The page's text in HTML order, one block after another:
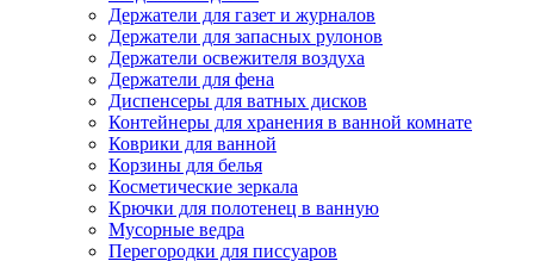
Держатели для газет и журналов
Держатели для запасных рулонов
Держатели освежителя воздуха
Держатели для фена
Диспенсеры для ватных дисков
Контейнеры для хранения в ванной комнате
Коврики для ванной
Корзины для белья
Косметические зеркала
Крючки для полотенец в ванную
Мусорные ведра
Перегородки для писсуаров